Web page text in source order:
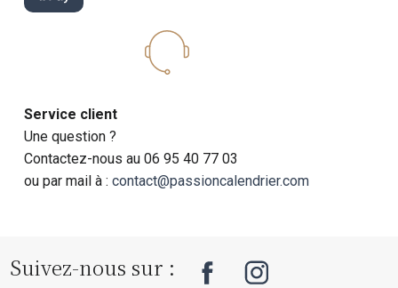
Service client
Une question ?
Contactez-nous au 06 95 40 77 03
ou par mail à :contact@passioncalendrier.com
Suivez-nous sur :